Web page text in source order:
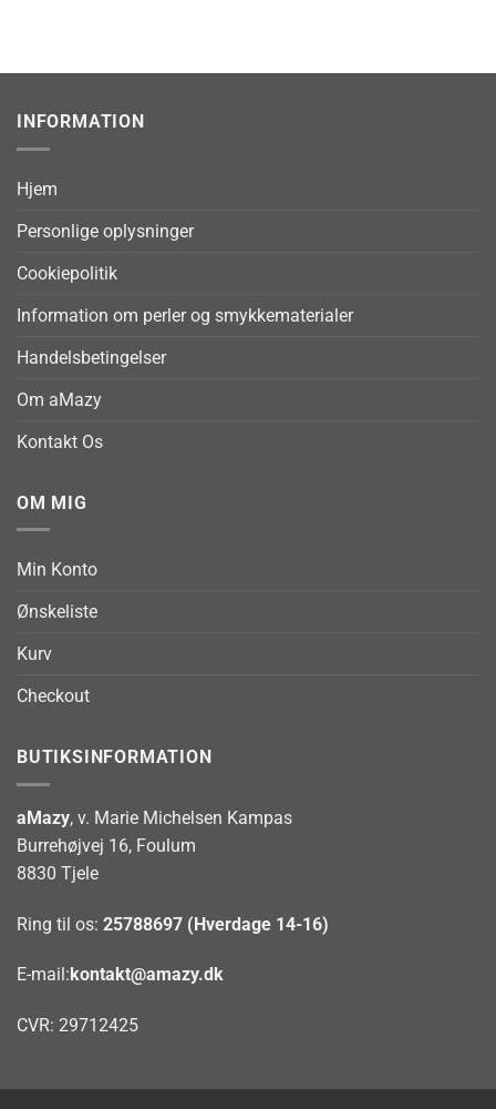
INFORMATION
Hjem
Personlige oplysninger
Cookiepolitik
Information om perler og smykkematerialer
Handelsbetingelser
Om aMazy
Kontakt Os
OM MIG
Min Konto
Ønskeliste
Kurv
Checkout
BUTIKSINFORMATION
aMazy, v. Marie Michelsen Kampas
Burrehøjvej 16, Foulum
8830 Tjele
Ring til os: 25788697 (Hverdage 14-16)
E-mail: kontakt@amazy.dk
CVR: 29712425